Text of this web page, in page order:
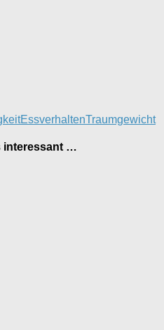
EssverhaltenTraumgewicht
interessant …